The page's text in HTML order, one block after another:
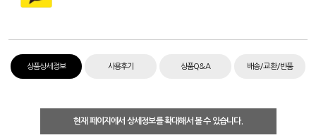
상품상세정보 사용후기 상품Q&A 배송/교환/반품
현재 페이지에서 상세정보를 확대해서 볼 수 있습니다.